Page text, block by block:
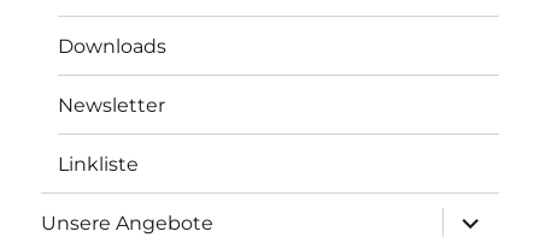
Downloads
Newsletter
Linkliste
Unsere Angebote
öffnen